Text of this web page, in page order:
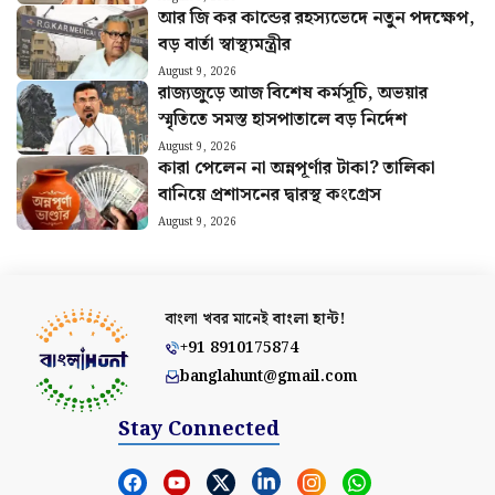
আর জি কর কান্ডের রহস্যভেদে নতুন পদক্ষেপ,
বড় বার্তা স্বাস্থ্যমন্ত্রীর
August 9, 2026
রাজ্যজুড়ে আজ বিশেষ কর্মসূচি, অভয়ার
স্মৃতিতে সমস্ত হাসপাতালে বড় নির্দেশ
August 9, 2026
কারা পেলেন না অন্নপূর্ণার টাকা? তালিকা
বানিয়ে প্রশাসনের দ্বারস্থ কংগ্রেস
August 9, 2026
বাংলা খবর মানেইবাংলা হান্ট!
+91 8910175874
banglahunt@gmail.com
Stay Connected